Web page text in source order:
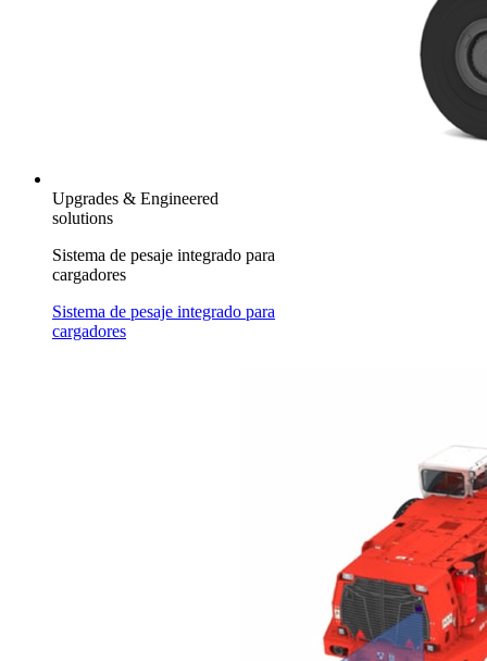
Upgrades & Engineered
solutions
Sistema de pesaje integrado para
cargadores
Sistema de pesaje integrado para
cargadores